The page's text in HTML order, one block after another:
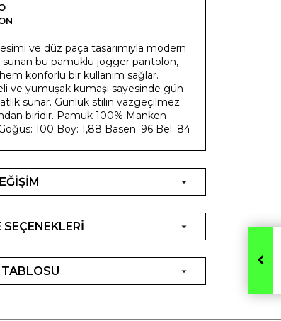
ve düz paça tasarımıyla modern
sunan bu pamuklu jogger pantolon,
konforlu bir kullanım sağlar.
ve yumuşak kumaşı sayesinde gün
sunar. Günlük stilin vazgeçilmez
biridir. Pamuk 100% Manken
100 Boy: 1,88 Basen: 96 Bel: 84
SEÇENEKLERİ